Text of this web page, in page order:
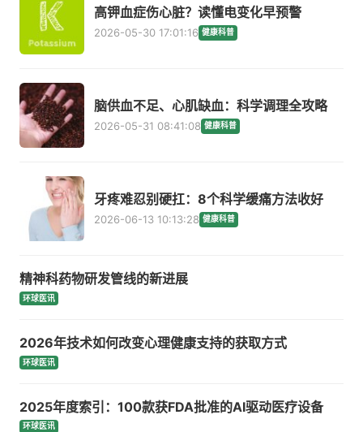
高钾血症伤心脏？读懂电变化早预警
2026-05-30 17:01:16 健康科普
脑供血不足、心肌缺血：科学调理全攻略
2026-05-31 08:41:08 健康科普
牙疼难忍别硬扛：8个科学缓痛方法收好
2026-06-13 10:13:28 健康科普
精神科药物研发管线的新进展
环球医讯
2026年技术如何改变心理健康支持的获取方式
环球医讯
2025年度索引：100款获FDA批准的AI驱动医疗设备
环球医讯